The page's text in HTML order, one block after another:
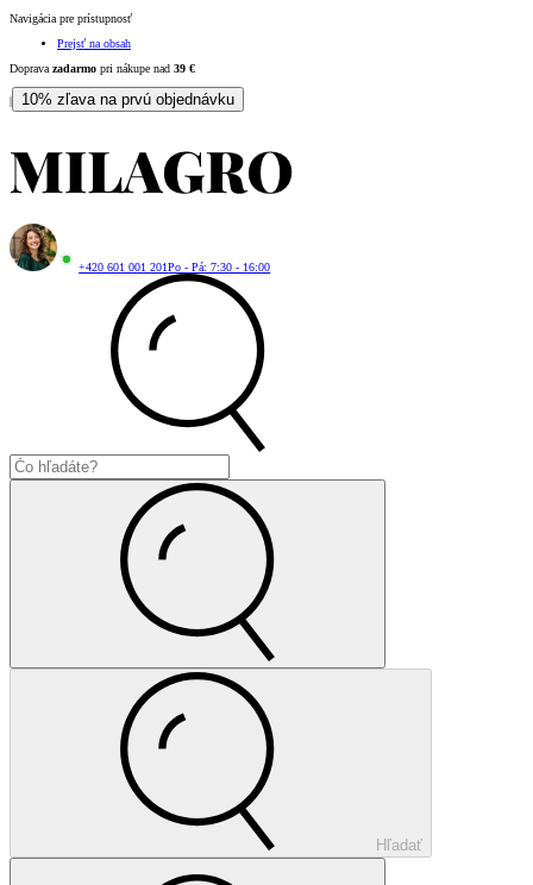
Navigácia pre prístupnosť
Prejsť na obsah
Doprava zadarmo pri nákupe nad 39 €
| 10% zľava na prvú objednávku
+420 601 001 201Po - Pá: 7:30 - 16:00
Hľadať